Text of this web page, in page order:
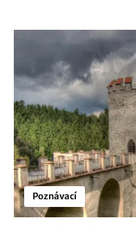
Poznávací